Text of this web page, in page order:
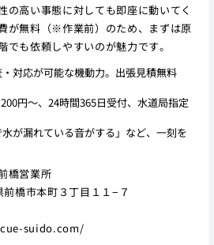
の高い事態に対しても即座に動いてく
が無料（※作業前）のため、まずは原
でも依頼しやすいのが魅力です。
対応が可能な機動力。出張見積無料
円〜、24時間365日受付、水道局指定
水が漏れている音がする」など、一刻を
橋営業所
橋市本町３丁目１１−７
suido.com/